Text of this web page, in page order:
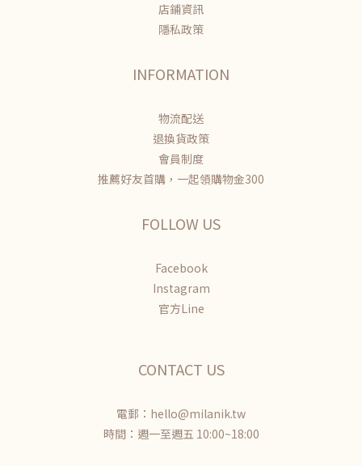
店鋪資訊
隱私政策
INFORMATION
物流配送
退換貨政策
會員制度
推薦好友首購，一起領購物金300
FOLLOW US
Facebook
Instagram
官方Line
CONTACT US
電郵：hello@milanik.tw
時間：週一至週五 10:00~18:00